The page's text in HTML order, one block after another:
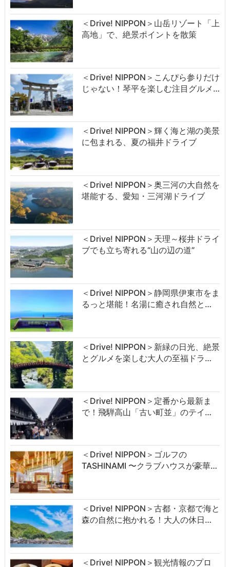
＜Drive! NIPPON＞山岳リゾート「上
高地」で、絶景ポイントを散策
＜Drive! NIPPON＞こんぴら参りだけ
じゃない！琴平を楽しむ注目グルメ…
＜Drive! NIPPON＞輝く海と湖の美景
に包まれる、夏の福井ドライブ
＜Drive! NIPPON＞奥三河の大自然を
堪能する、愛知・三河湖ドライブ
＜Drive! NIPPON＞天理～桜井ドライ
ブでも立ち寄れる“山の辺の道”
＜Drive! NIPPON＞静岡県伊東市をま
るっと堪能！名湯に癒され自然と…
＜Drive! NIPPON＞新緑の日光、絶景
とグルメを楽しむ大人の至福ドラ…
＜Drive! NIPPON＞定番から最新ま
で！飛騨高山「古い町並」のテイ…
＜Drive! NIPPON＞ゴルフの
TASHINAMI 〜クラブハウスが豪華…
＜Drive! NIPPON＞古都・京都で海と
森の自然に抱かれる！大人の休日…
＜Drive! NIPPON＞観光情報のプロ